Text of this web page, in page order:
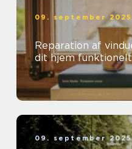
09. september 2025
Reparation af
dit hjem
09. september 2025